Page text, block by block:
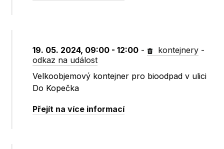
19. 05. 2024, 09:00 - 12:00 - kontejnery -
odkaz na událost
Velkoobjemový kontejner pro bioodpad v ulici
Do Kopečka
Přejít na více informací